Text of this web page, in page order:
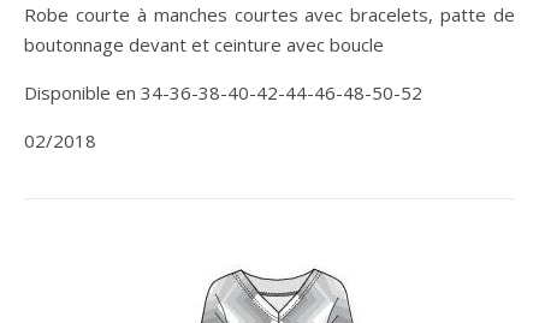
Robe courte à manches courtes avec bracelets, patte de
boutonnage devant et ceinture avec boucle
Disponible en 34-36-38-40-42-44-46-48-50-52
02/2018